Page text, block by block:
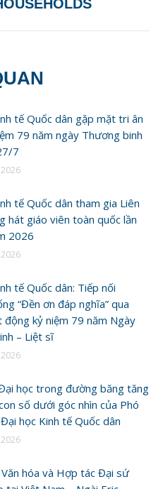
tế Quốc dân gặp mặt tri ân
79 năm ngày Thương binh
7
tế Quốc dân tham gia Liên
hát giáo viên toàn quốc lần
2026
tế Quốc dân: Tiếp nối
“Đền ơn đáp nghĩa” qua
động kỷ niệm 79 năm Ngày
– Liệt sĩ
học trong đường băng tăng
số dưới góc nhìn của Phó
học Kinh tế Quốc dân
hóa và Hợp tác Đại sứ